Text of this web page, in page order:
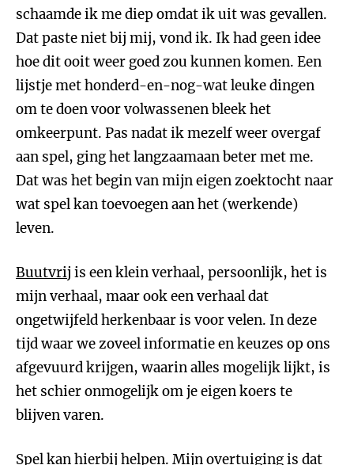
schaamde ik me diep omdat ik uit was gevallen.
Dat paste niet bij mij, vond ik. Ik had geen idee
hoe dit ooit weer goed zou kunnen komen. Een
lijstje met honderd-en-nog-wat leuke dingen
om te doen voor volwassenen bleek het
omkeerpunt. Pas nadat ik mezelf weer overgaf
aan spel, ging het langzaamaan beter met me.
Dat was het begin van mijn eigen zoektocht naar
wat spel kan toevoegen aan het (werkende)
leven.
Buutvrij is een klein verhaal, persoonlijk, het is
mijn verhaal, maar ook een verhaal dat
ongetwijfeld herkenbaar is voor velen. In deze
tijd waar we zoveel informatie en keuzes op ons
afgevuurd krijgen, waarin alles mogelijk lijkt, is
het schier onmogelijk om je eigen koers te
blijven varen.
Spel kan hierbij helpen. Mijn overtuiging is dat